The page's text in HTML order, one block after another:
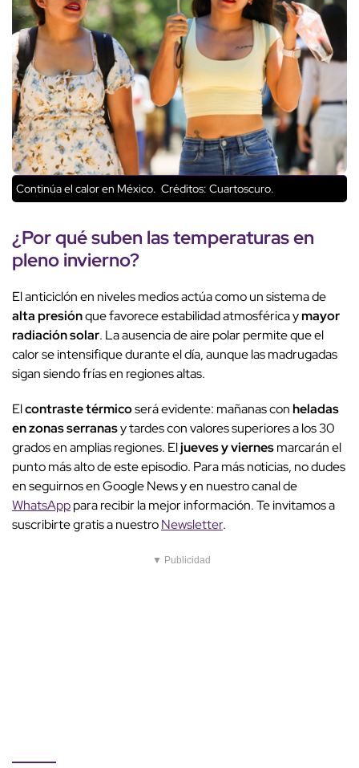
Continúa el calor en México. Créditos: Cuartoscuro.
¿Por qué suben las temperaturas en
plenoinvierno?
El anticiclón en niveles medios actúa como un sistema de
alta presiónque favorece estabilidad atmosférica ymayor
radiación solar. La ausencia de aire polar permite que el
calor se intensifique durante el día, aunque las madrugadas
sigan siendo frías en regiones altas.
Elcontraste térmicoserá evidente: mañanas conheladas
en zonas serranasy tardes con valores superiores a los 30
grados en amplias regiones. Eljueves y viernesmarcarán el
punto más alto de este episodio. Para más noticias, no dudes
en seguirnos en Google News y en nuestro canal de
WhatsApppara recibir la mejor información. Te invitamos a
suscribirte gratis a nuestroNewsletter.
▼ Publicidad